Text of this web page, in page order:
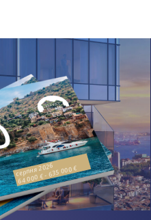
серпня 2026
64 000 € - 635 000 €